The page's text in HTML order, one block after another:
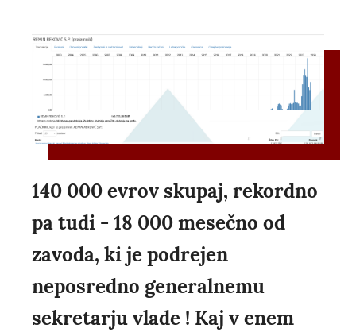
140 000 evrov skupaj, rekordno
pa tudi - 18 000 mesečno od
zavoda, ki je podrejen
neposredno generalnemu
sekretarju vlade ! Kaj v enem